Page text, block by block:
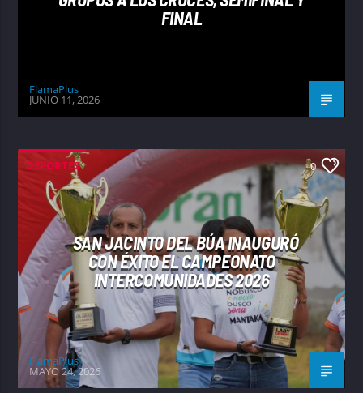
FINAL
FlamaPlus
JUNIO 11, 2026
DEPORTES 0
SAN JACINTO DEL BÚA INAUGURÓ
CON ÉXITO EL CAMPEONATO
INTERCOMUNIDADES 2026
FlamaPlus
MAYO 24, 2026